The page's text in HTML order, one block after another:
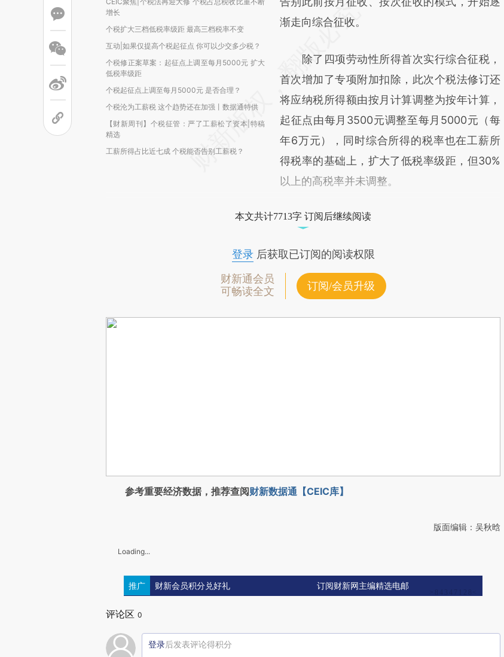
增长
个税扩大三档低税率级距 最高三档税率不变
互动|如果仅提高个税起征点 你可以少交多少税？
个税修正案草案：起征点上调至每月5000元 扩大
低税率级距
个税起征点上调至每月5000元 是否合理？
个税沦为工薪税 这个趋势还在加强丨数据通特供
【财新周刊】个税征管：严了工薪松了资本|特稿
精选
工薪所得占比近七成 个税能否告别工薪税？
渐走向综合征收。
除了四项劳动性所得首次实行综合征税，
首次增加了专项附加扣除，此次个税法修订还
将应纳税所得额由按月计算调整为按年计算，
起征点由每月3500元调整至每月5000元（每
年6万元），同时综合所得的税率也在工薪所
得税率的基础上，扩大了低税率级距，但30%
以上的高税率并未调整。
本文共计7713字 订阅后继续阅读
登录后获取已订阅的阅读权限
财新通会员
可畅读全文
订阅/会员升级
参考重要经济数据，推荐查阅财新数据通【CEIC库】
版面编辑：吴秋晗
Loading...
推广 财新会员积分兑好礼 订阅财新网主编精选电邮
评论区 0
登录后发表评论得积分